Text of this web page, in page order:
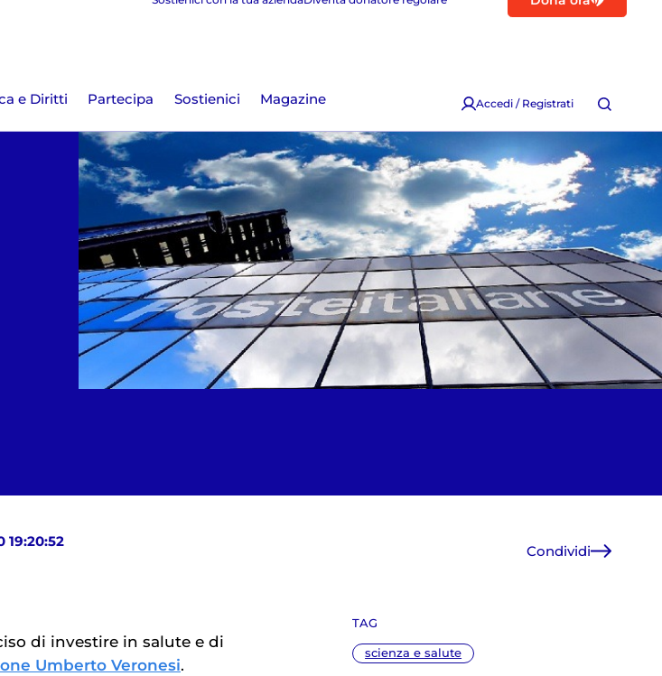
e Diritti Partecipa Sostienici Magazine Accedi / Registrati
19:20:52
Condividi
TAG
scienza e salute
di investire in salute e di
Umberto Veronesi.